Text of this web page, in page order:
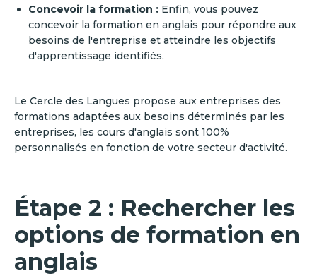
Concevoir la formation : Enfin, vous pouvez
concevoir la formation en anglais pour répondre aux
besoins de l'entreprise et atteindre les objectifs
d'apprentissage identifiés.
Le Cercle des Langues propose aux entreprises des
formations adaptées aux besoins déterminés par les
entreprises, les cours d'anglais sont 100%
personnalisés en fonction de votre secteur d'activité.
Étape 2 : Rechercher les
options de formation en
anglais